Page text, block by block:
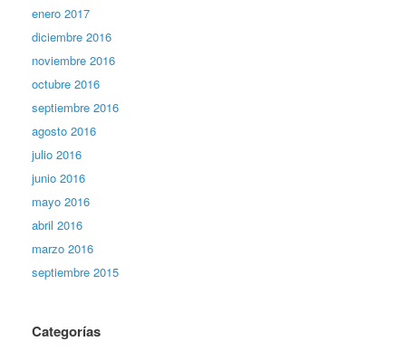
enero 2017
diciembre 2016
noviembre 2016
octubre 2016
septiembre 2016
agosto 2016
julio 2016
junio 2016
mayo 2016
abril 2016
marzo 2016
septiembre 2015
Categorías